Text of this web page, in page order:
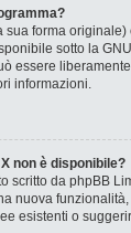
sua forma
sotto la
essere
informazioni.
non è disponibile?
scritto da phpBB
nuova funzionalità,
esistenti o